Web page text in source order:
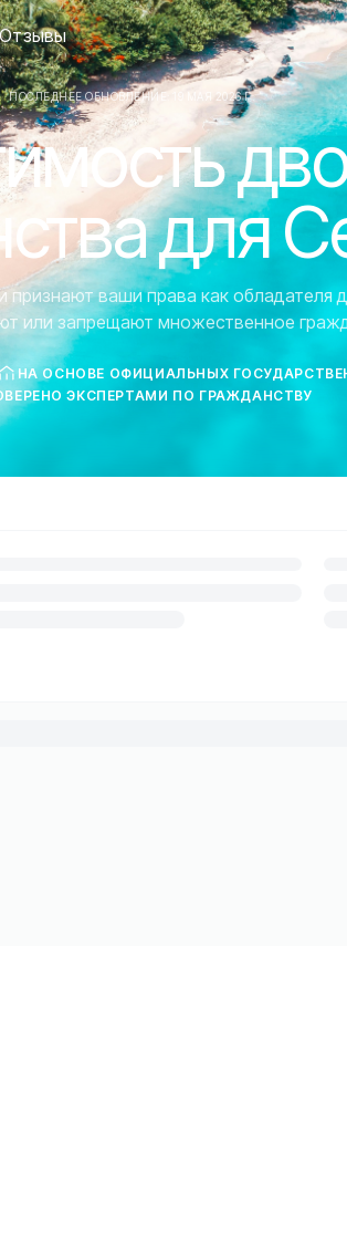
Отзывы
ПОСЛЕДНЕЕ ОБНОВЛЕНИЕ: 19 МАЯ 2026 Г.
для
признают ваши права как обладателя
или запрещают множественное
НА ОСНОВЕ ОФИЦИАЛЬНЫХ
ЭКСПЕРТАМИ ПО ГРАЖДАНСТВУ